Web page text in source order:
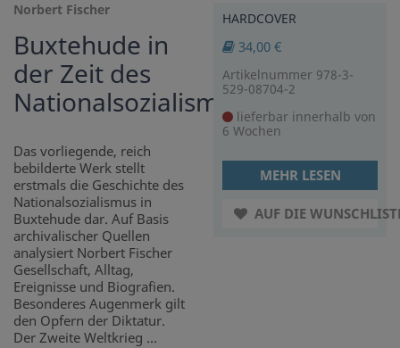
Norbert Fischer
Buxtehude in
der Zeit des
Nationalsozialismus
Das vorliegende, reich
bebilderte Werk stellt
erstmals die Geschichte des
Nationalsozialismus in
Buxtehude dar. Auf Basis
archivalischer Quellen
analysiert Norbert Fischer
Gesellschaft, Alltag,
Ereignisse und Biografien.
Besonderes Augenmerk gilt
den Opfern der Diktatur.
Der Zweite Weltkrieg ...
HARDCOVER
34,00 €
Artikelnummer 978-3-
529-08704-2
lieferbar innerhalb von
6 Wochen
MEHR LESEN
AUF DIE